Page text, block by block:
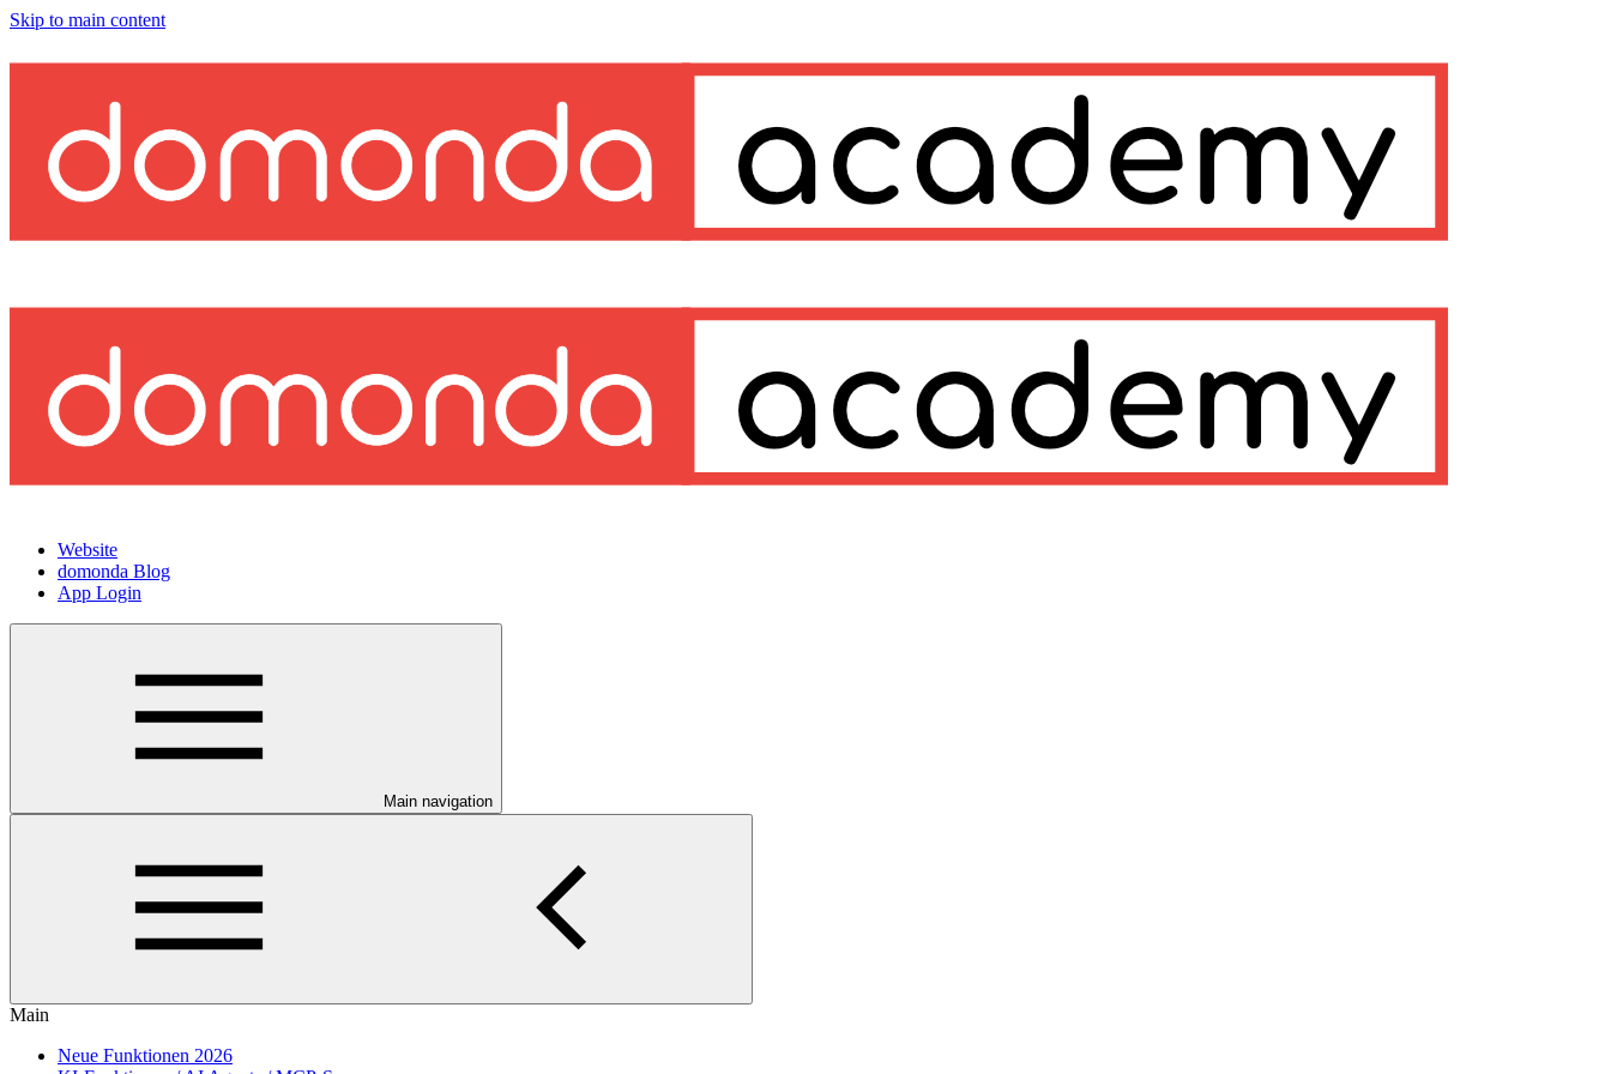
Skip to main content
Website
domonda Blog
App Login
Main navigation
Main
Neue Funktionen 2026